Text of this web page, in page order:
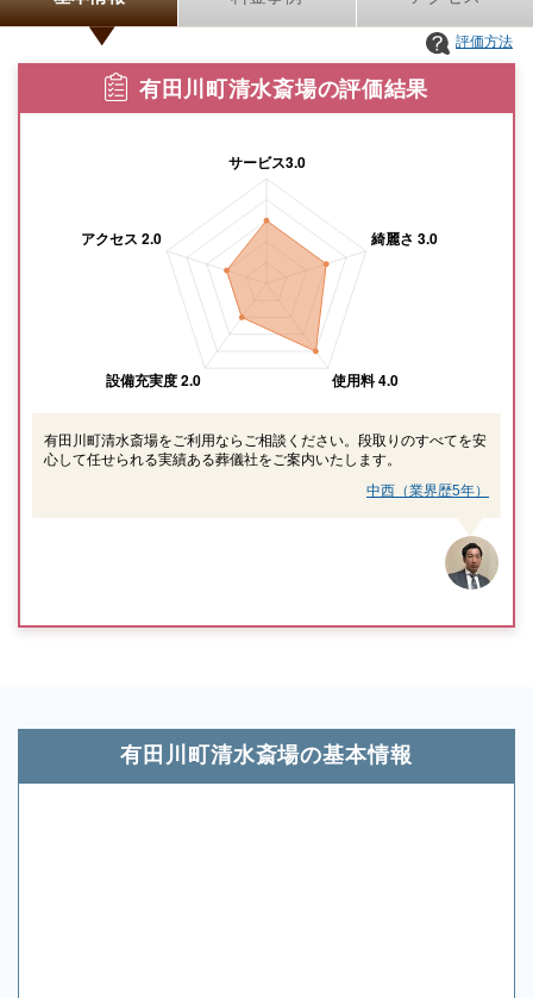
有田川町清水斎場の評価結果
評価方法
有田川町清水斎場をご利用ならご相談ください。段取りのすべてを安
心して任せられる実績ある葬儀社をご案内いたします。
中西（業界歴5年）
有田川町清水斎場の基本情報